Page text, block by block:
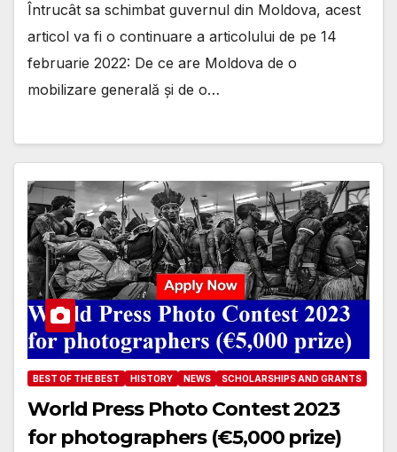
Întrucât sa schimbat guvernul din Moldova, acest
articol va fi o continuare a articolului de pe 14
februarie 2022: De ce are Moldova de o
mobilizare generală și de o…
BEST OF THE BEST HISTORY NEWS SCHOLARSHIPS AND GRANTS
World Press Photo Contest 2023
for photographers (€5,000 prize)